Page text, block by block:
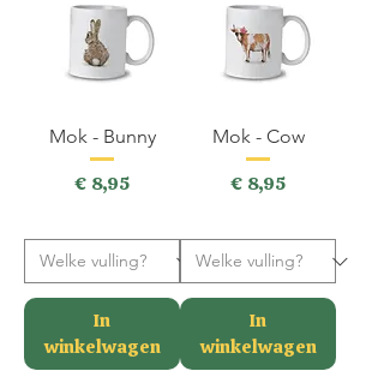
Mok - Bunny
Prijs
€ 8,95
In
winkelwagen
Mok - Cow
Prijs
€ 8,95
In
winkelwagen